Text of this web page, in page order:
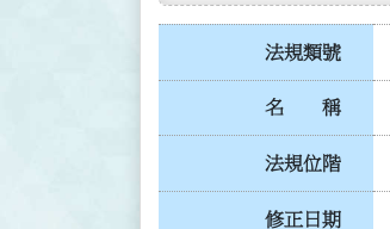
法規類號
名 稱
法規位階
修正日期